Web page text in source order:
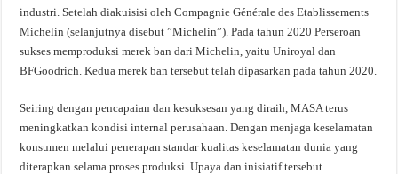
industri. Setelah diakuisisi oleh Compagnie Générale des Etablissements
Michelin (selanjutnya disebut ”Michelin”). Pada tahun 2020 Perseroan
sukses memproduksi merek ban dari Michelin, yaitu Uniroyal dan
BFGoodrich. Kedua merek ban tersebut telah dipasarkan pada tahun 2020.
Seiring dengan pencapaian dan kesuksesan yang diraih, MASA terus
meningkatkan kondisi internal perusahaan. Dengan menjaga keselamatan
konsumen melalui penerapan standar kualitas keselamatan dunia yang
diterapkan selama proses produksi. Upaya dan inisiatif tersebut